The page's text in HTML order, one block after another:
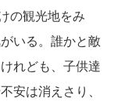
の観光地をみ
いる。誰かと敵
れども、子供達
安は消えさり、